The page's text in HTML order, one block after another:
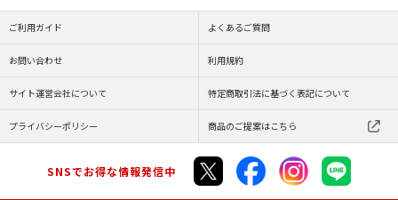
ご利用ガイド よくあるご質問
お問い合わせ 利用規約
サイト運営会社について 特定商取引法に基づく表記について
プライバシーポリシー 商品のご提案はこちら
SNSでお得な情報発信中